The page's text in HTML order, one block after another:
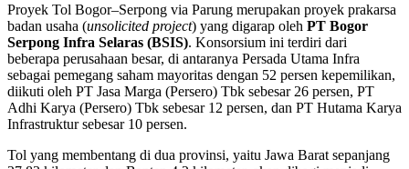
Proyek Tol Bogor–Serpong via Parung merupakan proyek prakarsa
badan usaha (unsolicited project) yang digarap oleh PT Bogor
Serpong Infra Selaras (BSIS). Konsorsium ini terdiri dari
beberapa perusahaan besar, di antaranya Persada Utama Infra
sebagai pemegang saham mayoritas dengan 52 persen kepemilikan,
diikuti oleh PT Jasa Marga (Persero) Tbk sebesar 26 persen, PT
Adhi Karya (Persero) Tbk sebesar 12 persen, dan PT Hutama Karya
Infrastruktur sebesar 10 persen.
Tol yang membentang di dua provinsi, yaitu Jawa Barat sepanjang